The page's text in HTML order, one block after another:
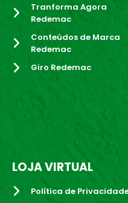
Tranforma Agora
Redemac
Conteúdos de Marca
Redemac
Giro Redemac
LOJA VIRTUAL
Política de